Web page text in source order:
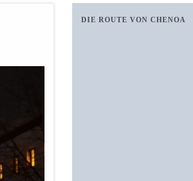
DIE ROUTE VON CHENOA